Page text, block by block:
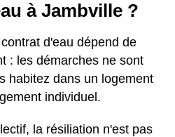
à Jambville ?
d'eau dépend de
: les démarches ne sont
habitez dans un logement
individuel.
la résiliation n'est pas